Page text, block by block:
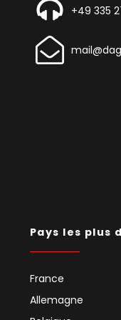
+49 335
Pays les plus
France
Allemagne